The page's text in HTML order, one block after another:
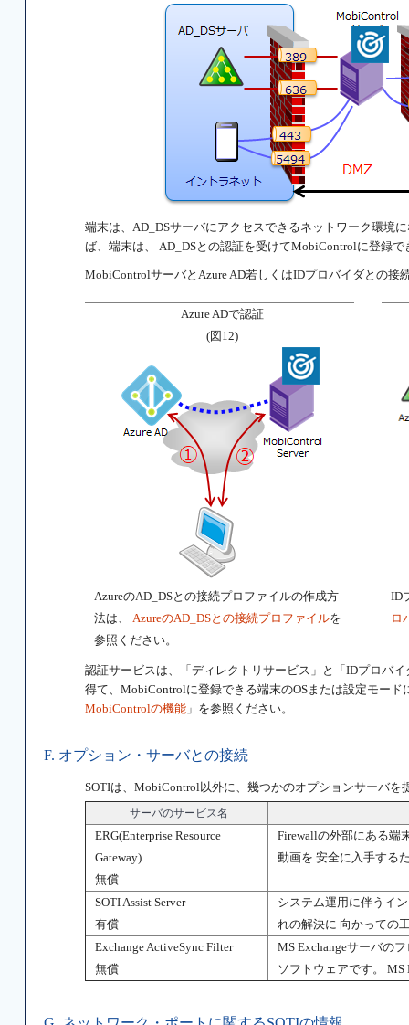
端末は、AD_DSサーバにアクセスできるネットワーク環境
ば、端末は、 AD_DSとの認証を受けてMobiControlに登録で
MobiControlサーバとAzure AD若しくはIDプロバイダとの接
Azure ADで認証
(図12)
AzureのAD_DSとの接続プロファイルの作成方
法は、 AzureのAD_DSとの接続プロファイルを
参照ください。
ID
ロ
認証サービスは、「ディレクトリサービス」と「IDプロバ
得て、MobiControlに登録できる端末のOSまたは設定モード
MobiControlの機能 」を参照ください。
F. オプション・サーバとの接続
SOTIは、MobiControl以外に、幾つかのオプションサーバを
サーバのサービス名
ERG(Enterprise Resource
Gateway)
無償
Firewallの外部にある端
動画を 安全に入手する
SOTI Assist Server
有償
システム運用に伴うイ
れの解決に 向かっての
Exchange ActiveSync Filter
無償
MS Exchangeサーバの
ソフトウェアです。